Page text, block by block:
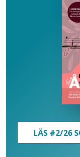
LÄS #2/26